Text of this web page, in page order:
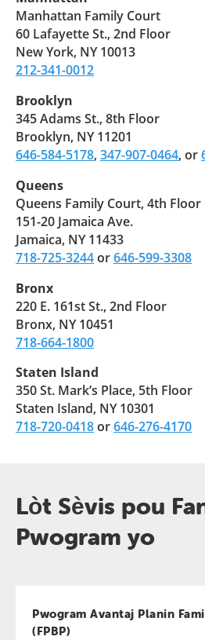
Manhattan Family Court
60 Lafayette St., 2nd Floor
New York, NY 10013
212-341-0012
Brooklyn
345 Adams St., 8th Floor
Brooklyn, NY 11201
646-584-5178, 347-907-0464, or
Queens
Queens Family Court, 4th Floor
151-20 Jamaica Ave.
Jamaica, NY 11433
718-725-3244or646-599-3308
Bronx
220 E. 161st St., 2nd Floor
Bronx, NY 10451
718-664-1800
Staten Island
350 St. Mark’s Place, 5th Floor
Staten Island, NY 10301
718-720-0418or646-276-4170
Lòt Sèvis pou
Pwogram yo
Pwogram Avantaj Planin
(FPBP)